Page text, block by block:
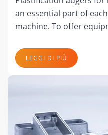
an essential part of
machine. To offer
LEGGI DI PIÙ